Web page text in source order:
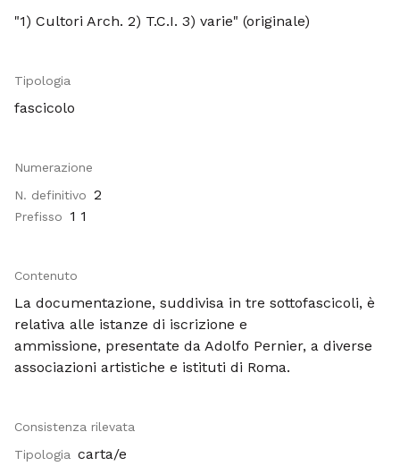
"1) Cultori Arch. 2) T.C.I. 3) varie" (originale)
Tipologia
fascicolo
Numerazione
N. definitivo 2
Prefisso 1 1
Contenuto
La documentazione, suddivisa in tre sottofascicoli, è
relativa alle istanze di iscrizione e
ammissione, presentate da Adolfo Pernier, a diverse
associazioni artistiche e istituti di Roma.
Consistenza rilevata
Tipologia carta/e